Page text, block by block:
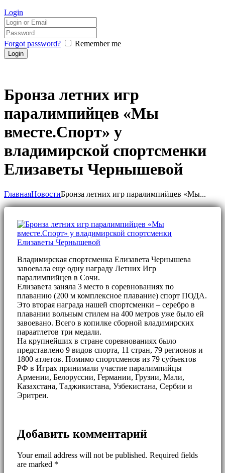
Login
Forgot password? Remember me
Бронза летних игр
паралимпийцев «Мы
вместе.Спорт» у
владимирской спортсменки
Елизаветы Чернышевой
ГлавнаяНовостиБронза летних игр паралимпийцев «Мы...
Владимирская спортсменка Елизавета Чернышева
завоевала еще одну награду Летних Игр
паралимпийцев в Сочи.
Елизавета заняла 3 место в соревнованиях по
плаванию (200 м комплексное плавание) спорт ПОДА.
Это вторая награда нашей спортсменки – серебро в
плавании вольным стилем на 400 метров уже было ей
завоевано. Всего в копилке сборной владимирских
параатлетов три медали.
На крупнейших в стране соревнованиях было
представлено 9 видов спорта, 11 стран, 79 регионов и
1800 атлетов. Помимо спортсменов из 79 субъектов
РФ в Играх принимали участие паралимпийцы
Армении, Белоруссии, Германии, Грузии, Мали,
Казахстана, Таджикистана, Узбекистана, Сербии и
Эритреи.
Добавить комментарий
Your email address will not be published. Required fields
are marked *